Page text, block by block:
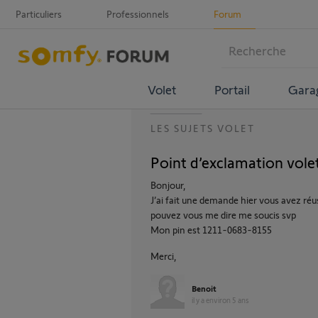
Particuliers Professionnels Forum
Volet Portail
LES SUJETS VOLET
Point d’exclamation
Bonjour,
J’ai fait une demande hier vous avez
pouvez vous me dire me soucis svp
Mon pin est 1211-0683-8155
Merci,
Benoit
il y a environ 5 ans